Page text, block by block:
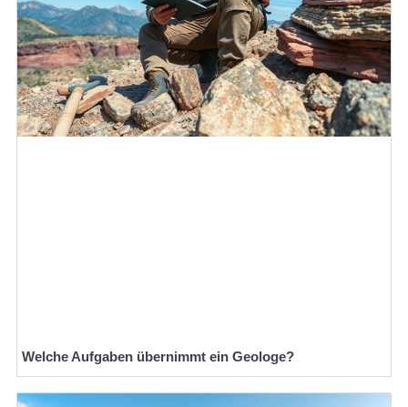
Welche Aufgaben übernimmt ein Geologe?